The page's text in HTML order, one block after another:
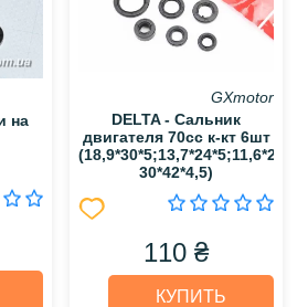
на
GXmotor
DELTA - Сальник
двигателя 70cc к-кт 6шт
30*42*4,5)
110 ₴
КУПИТЬ